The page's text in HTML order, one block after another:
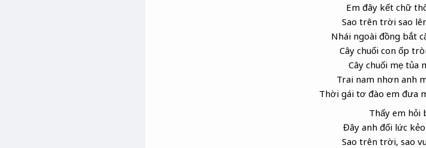
Em đây kết chữ
Sao trên trời sao
Nhái ngoài đồng bắt
Cây chuối con ốp
Cây chuối mẹ tủa
Trai nam nhơn anh
Thờigái tơ đào em đưa
Thấy em hỏi
Đây anh đối lức
Sao trên trời, sao